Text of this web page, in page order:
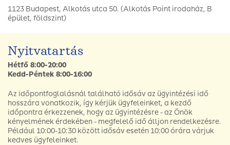
1123 Budapest, Alkotás utca 50. (Alkotás Point irodaház, B
épület, földszint)
Nyitvatartás
Hétfő 8:00-20:00
Kedd-Péntek 8:00-16:00
Az időpontfoglalásnál található idősáv az ügyintézési idő
hosszára vonatkozik, így kérjük ügyfeleinket, a kezdő
időpontra érkezzenek, hogy az ügyintézésre - az Önök
kényelmének érdekében - megfelelő idő álljon rendelkezésre.
Például 10:00-10:30 között idősáv esetén 10:00 órára várjuk
kedves ügyfeleinket.